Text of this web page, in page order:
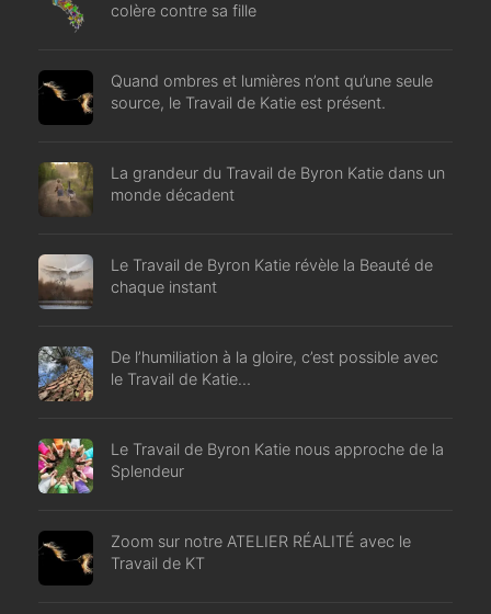
colère contre sa fille
Quand ombres et lumières n’ont qu’une seule
source, le Travail de Katie est présent.
La grandeur du Travail de Byron Katie dans un
monde décadent
Le Travail de Byron Katie révèle la Beauté de
chaque instant
De l’humiliation à la gloire, c’est possible avec
le Travail de Katie…
Le Travail de Byron Katie nous approche de la
Splendeur
Zoom sur notre ATELIER RÉALITÉ avec le
Travail de KT